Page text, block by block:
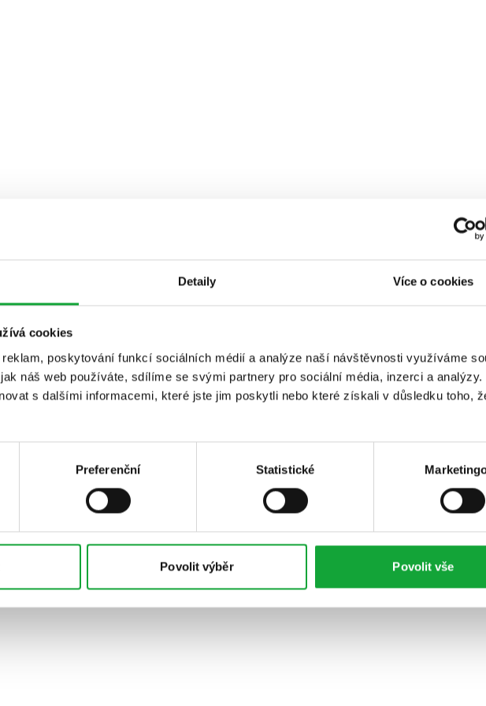
Detaily Více o cookies
cookies
reklam, poskytování funkcí sociálních médií a analýze naší návštěvnosti využíváme
náš web používáte, sdílíme se svými partnery pro sociální média, inzerci a analýzy.
s dalšími informacemi, které jste jim poskytli nebo které získali v důsledku toho,
Preferenční Statistické
Povolit výběr Povolit vše